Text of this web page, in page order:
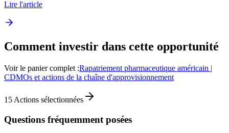
Lire l'article
Comment investir dans cette opportunité
Voir le panier complet :Rapatriement pharmaceutique américain |
CDMOs et actions de la chaîne d'approvisionnement
15 Actions sélectionnées
Questions fréquemment posées